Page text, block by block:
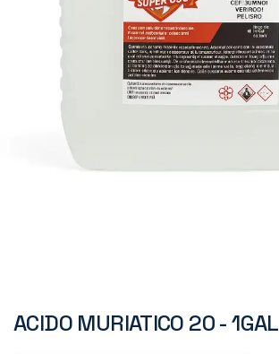
ACIDO MURIATICO 20 - 1GAL